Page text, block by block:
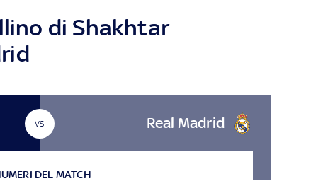
di Shakhtar
VS Real Madrid
DEL MATCH